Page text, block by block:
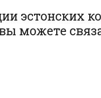
эстонских
можете